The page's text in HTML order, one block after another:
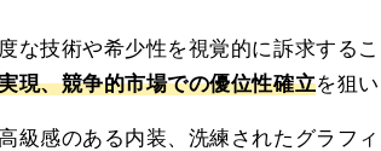
な技術や希少性を視覚的に訴求する
現、競争的市場での優位性確立を狙
級感のある内装、洗練されたグラフ